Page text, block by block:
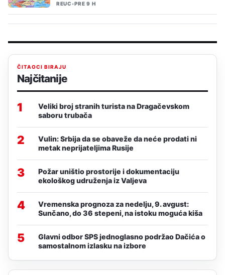
REUC•PRE 9 H
ČITAOCI BIRAJU
Najčitanije
1
Veliki broj stranih turista na Dragačevskom
saboru trubača
2
Vulin: Srbija da se obaveže da neće prodati ni
metak neprijateljima Rusije
3
Požar uništio prostorije i dokumentaciju
ekološkog udruženja iz Valjeva
4
Vremenska prognoza za nedelju, 9. avgust:
Sunčano, do 36 stepeni, na istoku moguća kiša
5
Glavni odbor SPS jednoglasno podržao Dačića o
samostalnom izlasku na izbore